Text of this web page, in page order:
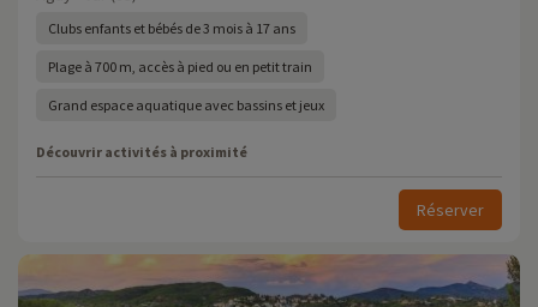
Clubs enfants et bébés de 3 mois à 17 ans
Plage à 700 m, accès à pied ou en petit train
Grand espace aquatique avec bassins et jeux
Découvrir activités à proximité
Réserver